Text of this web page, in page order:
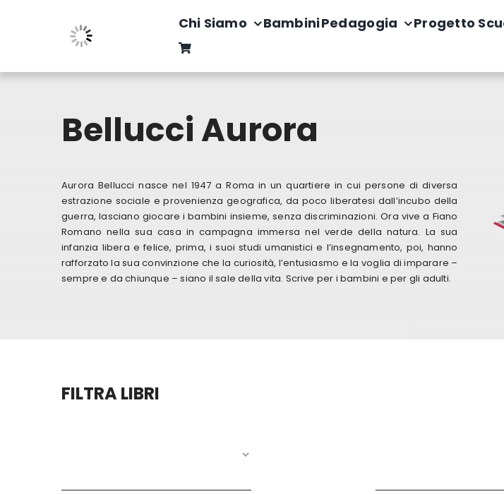
Chi Siamo BambiniPedagogia Progetto
Bellucci Aurora
Aurora Bellucci nasce nel 1947 a Roma in un quartiere in cui persone di diversa
estrazione sociale e provenienza geografica, da poco liberatesi dall’incubo della
guerra, lasciano giocare i bambini insieme, senza discriminazioni. Ora vive a Fiano
Romano nella sua casa in campagna immersa nel verde della natura. La sua
infanzia libera e felice, prima, i suoi studi umanistici e l’insegnamento, poi, hanno
rafforzato la sua convinzione che la curiosità, l’entusiasmo e la voglia di imparare –
sempre e da chiunque – siano il sale della vita. Scrive per i bambini e per gli adulti.
FILTRA LIBRI